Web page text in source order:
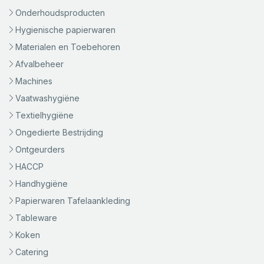
Onderhoudsproducten
Hygienische papierwaren
Materialen en Toebehoren
Afvalbeheer
Machines
Vaatwashygiëne
Textielhygiëne
Ongedierte Bestrijding
Ontgeurders
HACCP
Handhygiëne
Papierwaren Tafelaankleding
Tableware
Koken
Catering